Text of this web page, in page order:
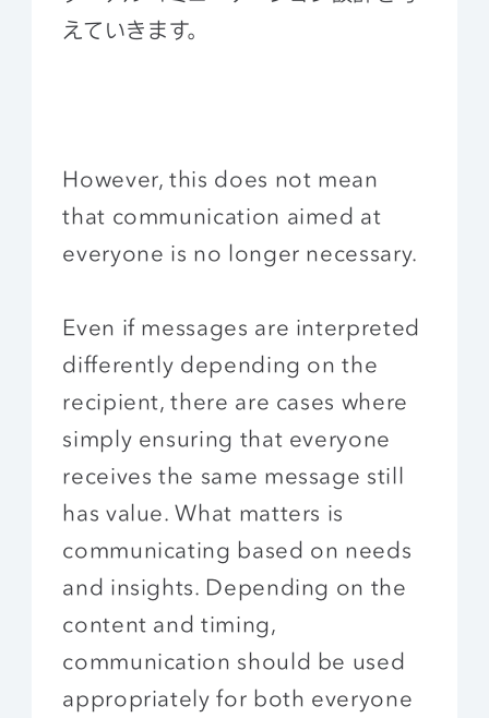
えていきます。
However, this does not mean
that communication aimed at
everyone is no longer necessary.
Even if messages are interpreted
differently depending on the
recipient, there are cases where
simply ensuring that everyone
receives the same message still
has value. What matters is
communicating based on needs
and insights. Depending on the
content and timing,
communication should be used
appropriately for both everyone